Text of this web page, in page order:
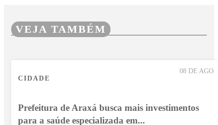
VEJA TAMBÉM
08 DE AGO
CIDADE
Prefeitura de Araxá busca mais investimentos
para a saúde especializada em...